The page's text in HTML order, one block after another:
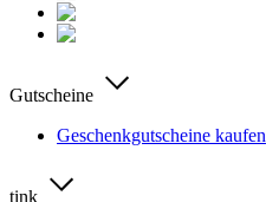
Gutscheine
Geschenkgutscheine kaufen
tink